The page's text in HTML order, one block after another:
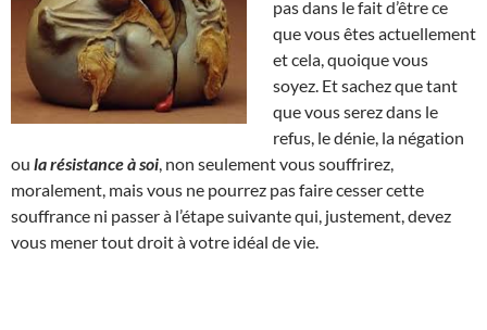
pas dans le fait d’être ce
que vous êtes actuellement
et cela, quoique vous
soyez. Et sachez que tant
que vous serez dans le
refus, le dénie, la négation
ou la résistance à soi , non seulement vous souffrirez,
moralement, mais vous ne pourrez pas faire cesser cette
souffrance ni passer à l’étape suivante qui, justement, devez
vous mener tout droit à votre idéal de vie.